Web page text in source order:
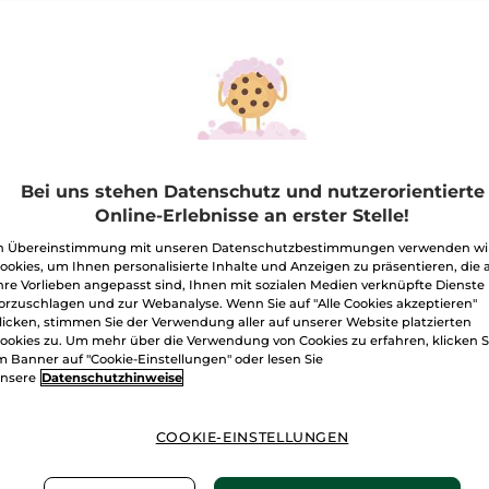
Stift
0.35 g - 5 Nuancen
(13)
Nagellack
Flacon 5 ml - 28 Nuancen
(17)
Tube 40
Bei uns stehen Datenschutz und nutzerorientierte
Online-Erlebnisse an erster Stelle!
Übereinstimmung mit unseren Datenschutzbestimmungen verwenden
um Ihnen personalisierte Inhalte und Anzeigen zu präsentieren, die
Vorlieben angepasst sind, Ihnen mit sozialen Medien verknüpfte Dienste
und zur Webanalyse. Wenn Sie auf "Alle Cookies akzeptieren"
stimmen Sie der Verwendung aller auf unserer Website platzierten
zu. Um mehr über die Verwendung von Cookies zu erfahren, klicken
Banner auf "Cookie-Einstellungen" oder lesen Sie
Datenschutzhinweise
COOKIE-EINSTELLUNGEN